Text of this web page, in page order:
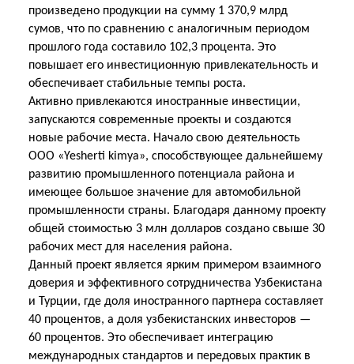
произведено продукции на сумму 1 370,9 млрд
сумов, что по сравнению с аналогичным периодом
прошлого года составило 102,3 процента. Это
повышает его инвестиционную привлекательность и
обеспечивает стабильные темпы роста.
Активно привлекаются иностранные инвестиции,
запускаются современные проекты и создаются
новые рабочие места. Начало свою деятельность
ООО «Yesherti kimya», способствующее дальнейшему
развитию промышленного потенциала района и
имеющее большое значение для автомобильной
промышленности страны. Благодаря данному проекту
общей стоимостью 3 млн долларов создано свыше 30
рабочих мест для населения района.
Данный проект является ярким примером взаимного
доверия и эффективного сотрудничества Узбекистана
и Турции, где доля иностранного партнера составляет
40 процентов, а доля узбекистанских инвесторов —
60 процентов. Это обеспечивает интеграцию
международных стандартов и передовых практик в